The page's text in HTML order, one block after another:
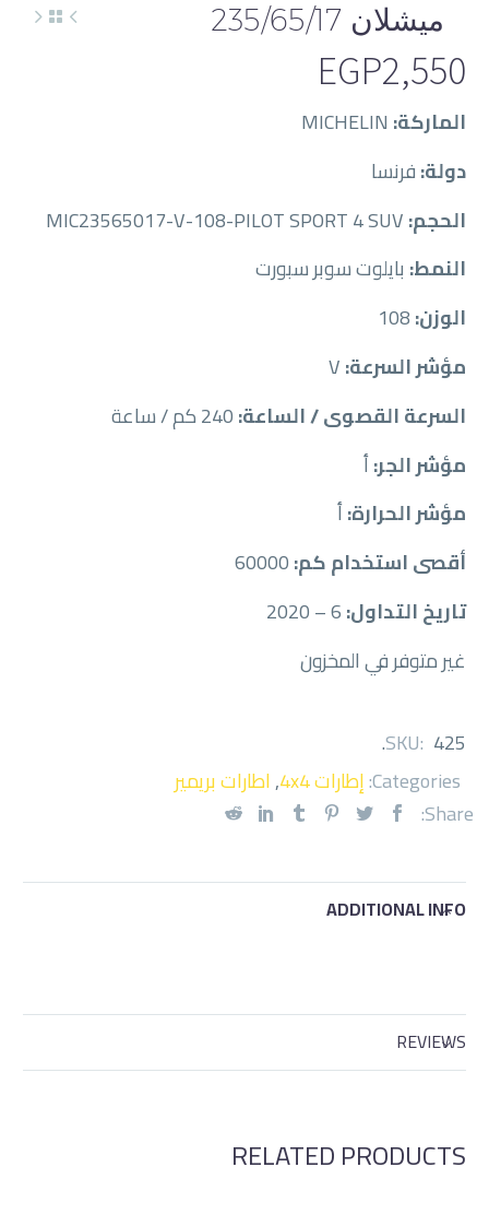
ميشلان 235/65/17
EGP2,550
الماركة:
دولة:فرنسا
الحجم:
النمط: بايلوت سوبر سبورت
الوزن:
مؤشر السرعة:
السرعة القصوى / الساعة:
مؤشر الجر:أ
مؤشر الحرارة:أ
أقصى استخدام كم:
تاريخ التداول:6 – 2020
غير متوفر في المخزون
SKU: 425
.
Categories: إطارات 4x4 ,اطارات بريمير
Share:
ADDITIONAL INFO
REVIEWS
RELATED PRODUCTS